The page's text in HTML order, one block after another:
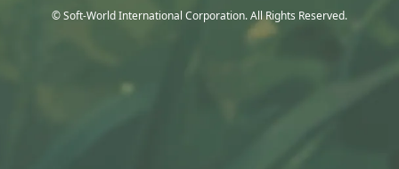
© Soft-World International Corporation. All Rights Reserved.